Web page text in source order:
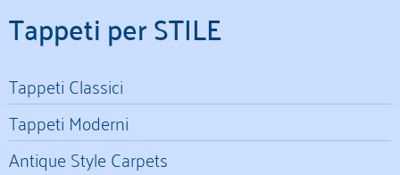
Tappeti per STILE
Tappeti Classici
Tappeti Moderni
Antique Style Carpets